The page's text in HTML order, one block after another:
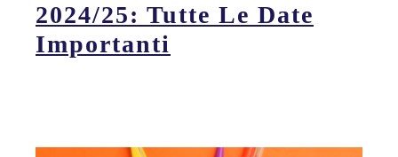
2024/25: Tutte Le Date
Importanti